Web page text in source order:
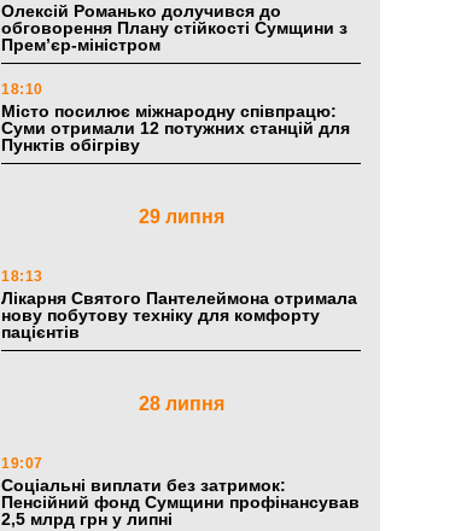
Олексій Романько долучився до
обговорення Плану стійкості Сумщини з
Прем’єр-міністром
18:10
Місто посилює міжнародну співпрацю:
Суми отримали 12 потужних станцій для
Пунктів обігріву
29 липня
18:13
Лікарня Святого Пантелеймона отримала
нову побутову техніку для комфорту
пацієнтів
28 липня
19:07
Соціальні виплати без затримок:
Пенсійний фонд Сумщини профінансував
2,5 млрд грн у липні